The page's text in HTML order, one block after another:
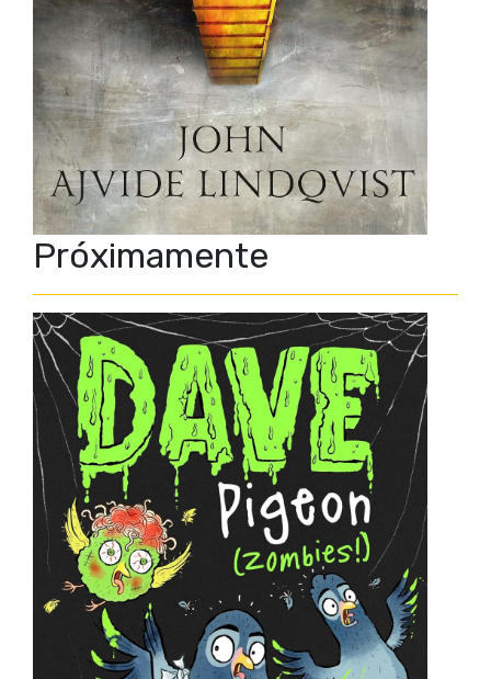
Próximamente